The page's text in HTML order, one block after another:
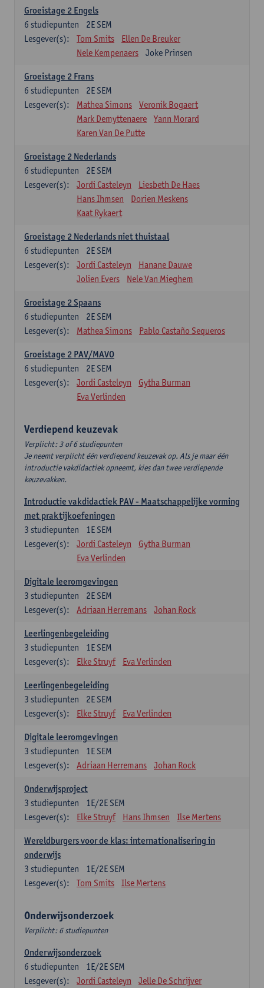
Groeistage 2 Engels
2E SEM
6 studiepunten
Lesgever(s):
Tom Smits
Ellen De Breuker
Nele Kempenaers
Joke Prinsen
Groeistage 2 Frans
2E SEM
6 studiepunten
Lesgever(s):
Mathea Simons
Veronik Bogaert
Mark Demyttenaere
Yann Morard
Karen Van De Putte
Groeistage 2 Nederlands
2E SEM
6 studiepunten
Lesgever(s):
Jordi Casteleyn
Liesbeth De Haes
Hans Ihmsen
Dorien Meskens
Kaat Rykaert
Groeistage 2 Nederlands niet thuistaal
2E SEM
6 studiepunten
Lesgever(s):
Jordi Casteleyn
Hanane Dauwe
Jolien Evers
Nele Van Mieghem
Groeistage 2 Spaans
2E SEM
6 studiepunten
Lesgever(s):
Mathea Simons Pablo Castaño Sequeros
Groeistage 2 PAV/MAVO
2E SEM
6 studiepunten
Lesgever(s):
Jordi Casteleyn
Gytha Burman
Eva Verlinden
Verdiepend keuzevak
Verplicht: 3 of 6 studiepunten
Je neemt verplicht één verdiepend keuzevak op. Als je maar één
introductie vakdidactiek opneemt, kies dan twee verdiepende
keuzevakken.
Introductie vakdidactiek PAV - Maatschappelijke vorming
met praktijkoefeningen
1E SEM
3 studiepunten
Lesgever(s):
Jordi Casteleyn
Gytha Burman
Eva Verlinden
Digitale leeromgevingen
2E SEM
3 studiepunten
Lesgever(s):
Adriaan Herremans Johan Rock
Leerlingenbegeleiding
1E SEM
3 studiepunten
Lesgever(s):
Elke Struyf Eva Verlinden
Leerlingenbegeleiding
2E SEM
3 studiepunten
Lesgever(s):
Elke Struyf Eva Verlinden
Digitale leeromgevingen
1E SEM
3 studiepunten
Lesgever(s):
Adriaan Herremans Johan Rock
Onderwijsproject
1E/2E SEM
3 studiepunten
Lesgever(s):
Elke Struyf Hans Ihmsen Ilse Mertens
Wereldburgers voor de klas: internationalisering in
onderwijs
1E/2E SEM
3 studiepunten
Lesgever(s):
Tom Smits Ilse Mertens
Onderwijsonderzoek
Verplicht: 6 studiepunten
Onderwijsonderzoek
1E/2E SEM
6 studiepunten
Lesgever(s):
Jordi Casteleyn Jelle De Schrijver